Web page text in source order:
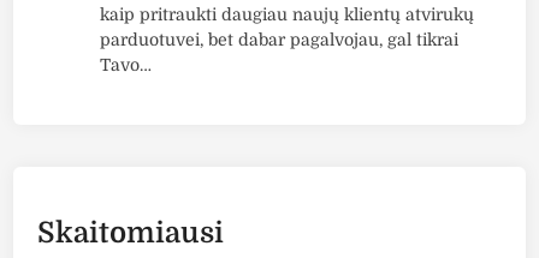
kaip pritraukti daugiau naujų klientų atvirukų
parduotuvei, bet dabar pagalvojau, gal tikrai
Tavo…
Skaitomiausi